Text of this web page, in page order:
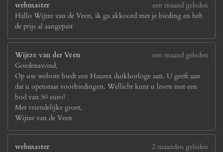
webmaster
een maand geleden
Hallo Wijtze van de Veen, ik ga akkoord met je bieding en heb
de prijs al aangepast
Wijtze van der Veen
een maand geleden
Goedenavond,
Op uw website biedt een Haurex duikhorloge aan. U geeft aan
dat u openstaat voorbiedingen. Wellicht kunt u leven met een
bod van 50 euro?
Met vriendelijke groet,
Wijtze van de Veen
webmaster
2 maanden geleden